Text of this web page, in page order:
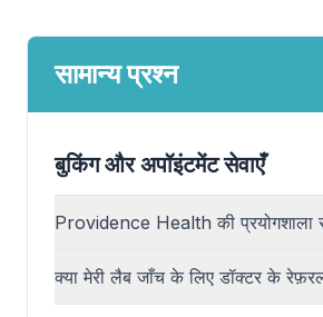
सामान्य प्रश्न
बुकिंग और अपॉइंटमेंट सेवाएँ
Providence Health की
क्या मेरी लैब जाँच के लिए डॉक्टर के